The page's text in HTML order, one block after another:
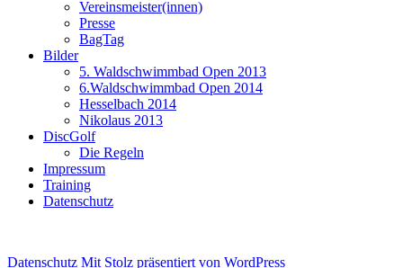
Vereinsmeister(innen)
Presse
BagTag
Bilder
5. Waldschwimmbad Open 2013
6.Waldschwimmbad Open 2014
Hesselbach 2014
Nikolaus 2013
DiscGolf
Die Regeln
Impressum
Training
Datenschutz
Datenschutz Mit Stolz präsentiert von WordPress